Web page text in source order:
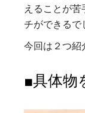
えることが
チができるで
今回は２つ紹
■具体物